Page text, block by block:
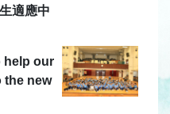
適應中
help our
the new